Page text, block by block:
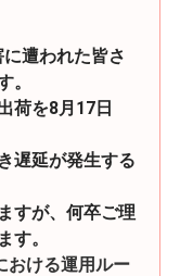
遭われた皆さ
。
荷を8月17日
遅延が発生する
すが、何卒ご理
す。
おける運用ルー